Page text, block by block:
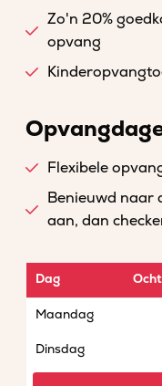
Zo'n 20%
opvang
Flexibele
Benieuwd naar
aan, dan
Dag
Maandag
Dinsdag